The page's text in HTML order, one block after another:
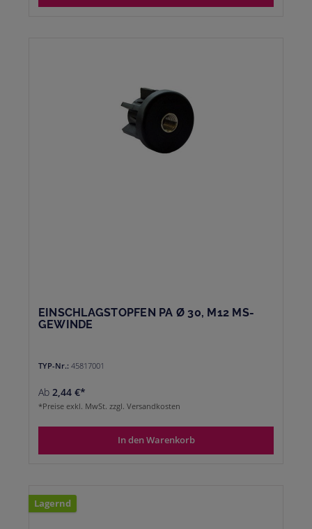
EINSCHLAGSTOPFEN PA Ø 30, M12 MS-
GEWINDE
TYP-Nr.: 45817001
Ab 2,44 €*
*Preise exkl. MwSt. zzgl. Versandkosten
In den Warenkorb
Lagernd